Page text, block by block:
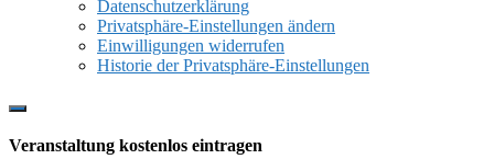
Datenschutzerklärung
Privatsphäre-Einstellungen ändern
Einwilligungen widerrufen
Historie der Privatsphäre-Einstellungen
Show
Content
Veranstaltung kostenlos eintragen